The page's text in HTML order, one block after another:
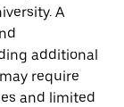
A
additional
require
and limited